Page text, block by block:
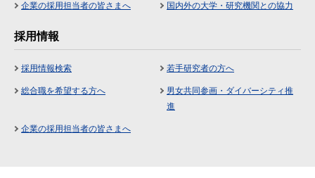
企業の採用担当者の皆さまへ 国内外の大学・研究機関との協力
採用情報
採用情報検索 若手研究者の方へ
総合職を希望する方へ
男女共同参画・ダイバーシティ推
進
企業の採用担当者の皆さまへ